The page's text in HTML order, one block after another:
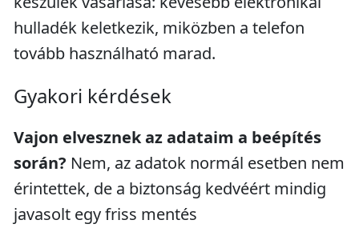
hulladék keletkezik, miközben a telefon
tovább használható marad.
Gyakori kérdések
Vajon elvesznek az adataim a beépítés
során? Nem, az adatok normál esetben nem
érintettek, de a biztonság kedvéért mindig
javasolt egy friss mentés